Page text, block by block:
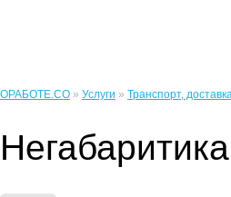
ОРАБОТЕ.CO » Услуги » Транспорт,